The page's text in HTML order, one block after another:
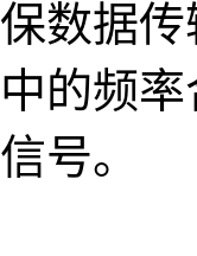
数据
的频
号。